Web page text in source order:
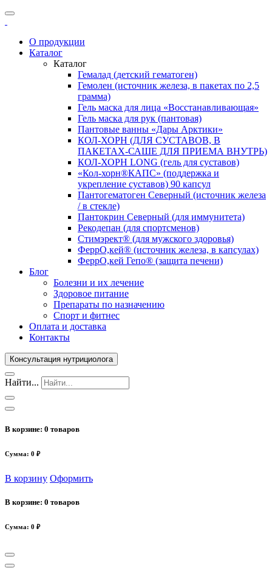
О продукции
Каталог
Каталог
Гемалад (детский гематоген)
Гемолен (источник железа, в пакетах по 2,5
грамма)
Гель маска для лица «Восстанавливающая»
Гель маска для рук (пантовая)
Пантовые ванны «Дары Арктики»
КОЛ-ХОРН (ДЛЯ СУСТАВОВ, В
ПАКЕТАХ-САШЕ ДЛЯ ПРИЕМА ВНУТРЬ)
КОЛ-ХОРН LONG (гель для суставов)
«Кол-хорн®КАПС» (поддержка и
укрепление суставов) 90 капсул
Пантогематоген Северный (источник железа
/ в стекле)
Пантокрин Северный (для иммунитета)
Рекодепан (для спортсменов)
Стимэрект® (для мужского здоровья)
ФеррО,кей® (источник железа, в капсулах)
ФеррО,кей Гепо® (защита печени)
Блог
Болезни и их лечение
Здоровое питание
Препараты по назначению
Спорт и фитнес
Оплата и доставка
Контакты
Консультация нутрициолога
Найти...
В корзине: 0 товаров
Сумма: 0 ₽
В корзину Оформить
В корзине: 0 товаров
Сумма: 0 ₽